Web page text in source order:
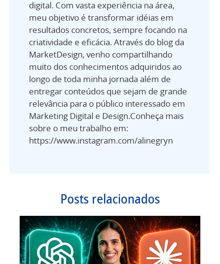
digital. Com vasta experiência na área,
meu objetivo é transformar idéias em
resultados concretos, sempre focando na
criatividade e eficácia. Através do blog da
MarketDesign, venho compartilhando
muito dos conhecimentos adquiridos ao
longo de toda minha jornada além de
entregar conteúdos que sejam de grande
relevância para o público interessado em
Marketing Digital e Design.Conheça mais
sobre o meu trabalho em:
https://www.instagram.com/alinegryn
Posts relacionados